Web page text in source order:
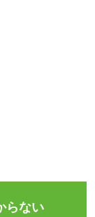
らない